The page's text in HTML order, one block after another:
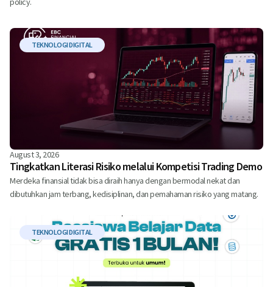
TEKNOLOGI DIGITAL
August 3, 2026
Tingkatkan Literasi Risiko melalui Kompetisi Trading Demo
Merdeka finansial tidak bisa diraih hanya dengan bermodal nekat dan
dibutuhkan jam terbang, kedisiplinan, dan pemahaman risiko yang matang.
TEKNOLOGI DIGITAL